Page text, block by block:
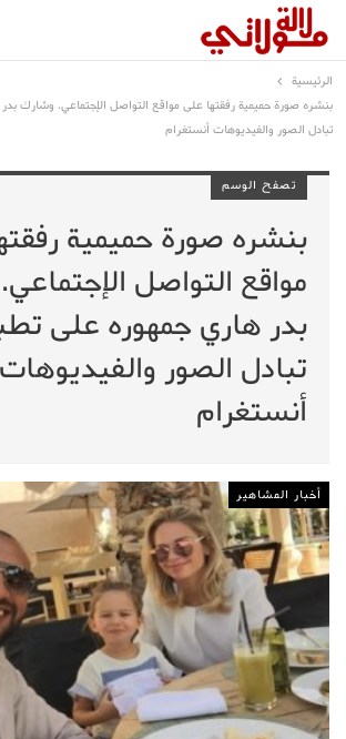
الرئيسية
بنشره صورة حميمية رفقتها على مواقع التواصل الإجتماعي. وشارك
تبادل الصور والفيديوهات أنستغرام
تصفح الوسم
بنشره صورة حميمية
مواقع التواصل
بدر هاري جمهوره على
تبادل الصور والفيديوهات
أنستغرام
أخبار المشاهير